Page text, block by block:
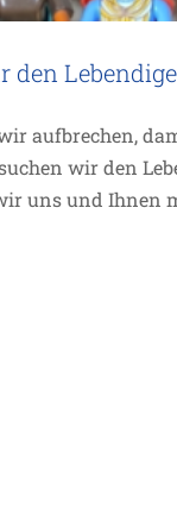
den
aufbrechen,
wir den
uns und Ihnen